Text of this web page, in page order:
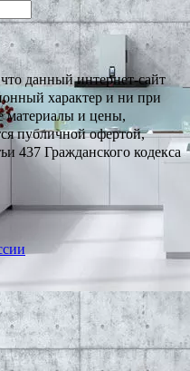
данный интернет-сайт
характер и ни при
материалы и цены,
публичной офертой,
437 Гражданского кодекса